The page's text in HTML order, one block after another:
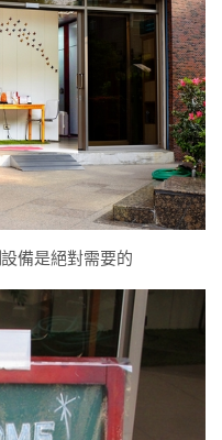
設備是絕對需要的